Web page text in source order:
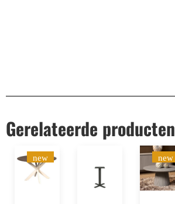
Gerelateerde producten
new new